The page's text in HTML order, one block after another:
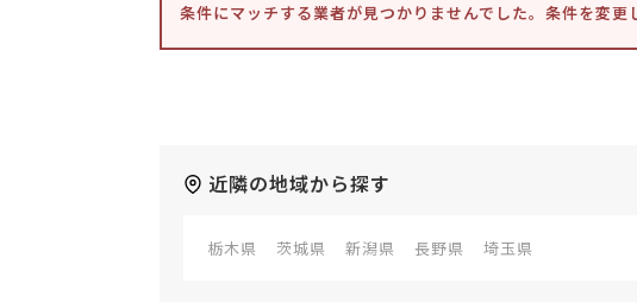
条件にマッチする業者が見つかりませんでした。条件を変更
近隣の地域から探す
栃木県 茨城県 新潟県 長野県 埼玉県